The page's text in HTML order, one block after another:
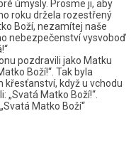
úmysly. Prosme ji, aby
roku držela rozestřený
Boží, nezamítej naše
nebezpečenství vysvoboď
pozdravili jako Matku
Boží!“. Tak byla
křesťanství, když u vchodu
„Svatá Matko Boží!“.
Matko Boží“